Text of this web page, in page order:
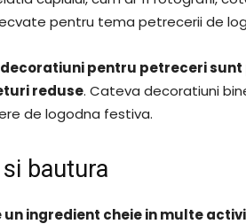
pentru tema petrecerii de
pentru petreceri
reduse. Cateva decoratiuni
de logodna festiva.
bautura
ingredient cheie in multe